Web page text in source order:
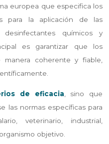
europea que especifica los
para la aplicación de las
químicos y
es garantizar que los
coherente y fiable,
de eficacia , sino que
las normas específicas para
veterinario, industrial,
objetivo.